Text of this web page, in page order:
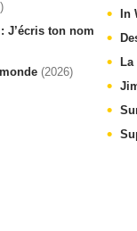
J’écris ton nom
(2026)
In